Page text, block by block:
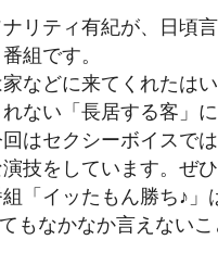
リティ有紀が、日頃
組です。
などに来てくれたは
れない「長居する客」
はセクシーボイスで
演技をしています。ぜ
組「イッたもん勝ち♪」
もなかなか言えない